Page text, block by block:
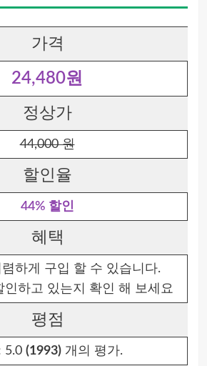
가격
24,480원
정상가
44,000 원
할인율
44% 할인
혜택
렴하게 구입 할 수 있습니다.
인하고 있는지 확인 해 보세요
평점
5.0 (1993)개의 평가.